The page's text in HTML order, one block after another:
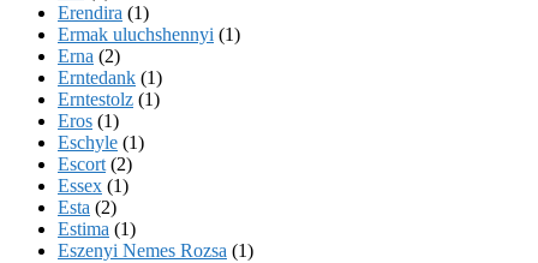
Erendira (1)
Ermak uluchshennyi (1)
Erna (2)
Erntedank (1)
Erntestolz (1)
Eros (1)
Eschyle (1)
Escort (2)
Essex (1)
Esta (2)
Estima (1)
Eszenyi Nemes Rozsa (1)